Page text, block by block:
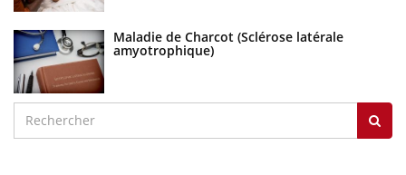
Maladie de Charcot (Sclérose latérale
amyotrophique)